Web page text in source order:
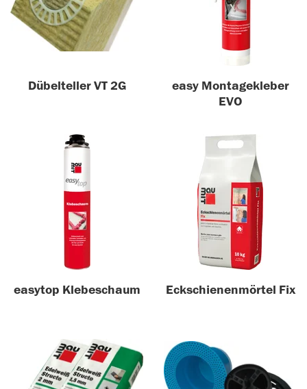
Dübelteller VT 2G
easy Montagekleber
EVO
easytop Klebeschaum Eckschienenmörtel Fix